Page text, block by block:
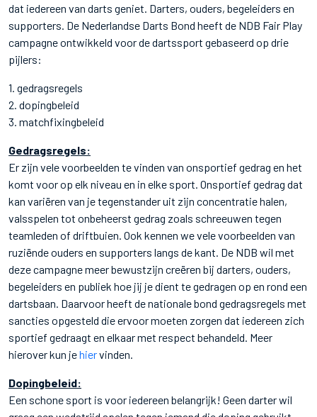
dat iedereen van darts geniet. Darters, ouders, begeleiders en
supporters. De Nederlandse Darts Bond heeft de NDB Fair Play
campagne ontwikkeld voor de dartssport gebaseerd op drie
pijlers:
1. gedragsregels
2. dopingbeleid
3. matchfixingbeleid
Gedragsregels:
Er zijn vele voorbeelden te vinden van onsportief gedrag en het
komt voor op elk niveau en in elke sport. Onsportief gedrag dat
kan variëren van je tegenstander uit zijn concentratie halen,
valsspelen tot onbeheerst gedrag zoals schreeuwen tegen
teamleden of driftbuien. Ook kennen we vele voorbeelden van
ruziënde ouders en supporters langs de kant. De NDB wil met
deze campagne meer bewustzijn creëren bij darters, ouders,
begeleiders en publiek hoe jij je dient te gedragen op en rond een
dartsbaan. Daarvoor heeft de nationale bond gedragsregels met
sancties opgesteld die ervoor moeten zorgen dat iedereen zich
sportief gedraagt en elkaar met respect behandeld. Meer
hierover kun jehiervinden.
Dopingbeleid:
Een schone sport is voor iedereen belangrijk! Geen darter wil